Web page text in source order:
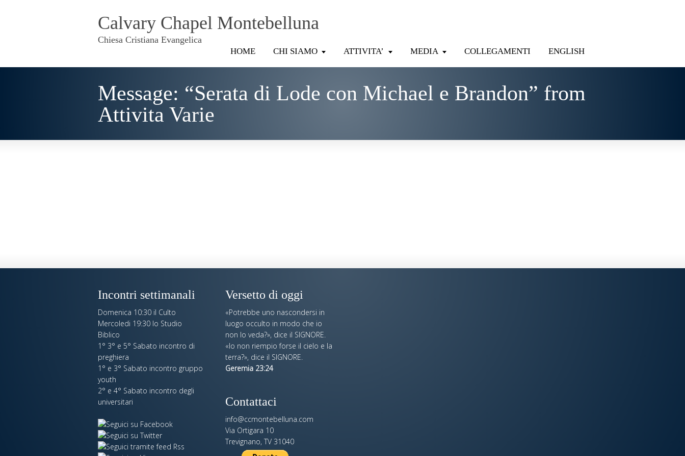
Calvary Chapel Montebelluna
Chiesa Cristiana Evangelica
HOME CHI SIAMO ATTIVITA’ MEDIA COLLEGAMENTI ENGLISH
Message: “Serata di Lode con Michael e Brandon” from
Attivita Varie
Incontri settimanali
Domenica 10:30 il Culto
Mercoledi 19:30 lo Studio
Biblico
1° 3° e 5° Sabato incontro di
preghiera
1° e 3° Sabato incontro gruppo
youth
2° e 4° Sabato incontro degli
universitari
Versetto di oggi
«Potrebbe uno nascondersi in
luogo occulto in modo che io
non lo veda?», dice il SIGNORE.
«Io non riempio forse il cielo e la
terra?», dice il SIGNORE.
Geremia 23:24
Contattaci
info@ccmontebelluna.com
Via Ortigara 10
Trevignano, TV 31040